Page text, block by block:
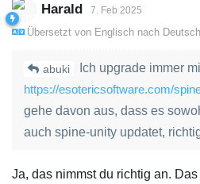
Harald 7. Feb 2025
Übersetzt von Englisch nach Deutsch
abuki
Ich upgrade immer
https://esotericsoftware.com/
gehe davon aus, dass es
auch spine-unity updatet,
Ja, das nimmst du richtig an.